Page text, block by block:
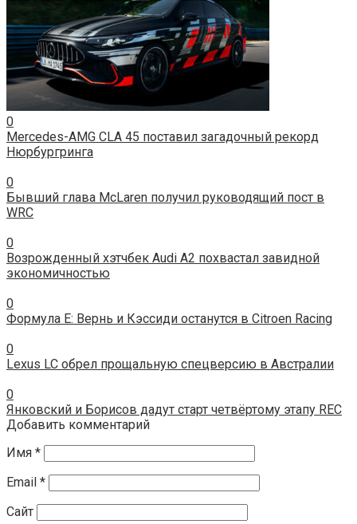
0
Mercedes-AMG CLA 45 поставил загадочный рекорд
Нюрбургринга
0
Бывший глава McLaren получил руководящий пост в
WRC
0
Возрожденный хэтчбек Audi A2 похвастал завидной
экономичностью
0
Формула Е: Вернь и Кэссиди останутся в Citroen Racing
0
Lexus LC обрел прощальную спецверсию в Австралии
0
Янковский и Борисов дадут старт четвёртому этапу REC
Добавить комментарий
Имя *
Email *
Сайт